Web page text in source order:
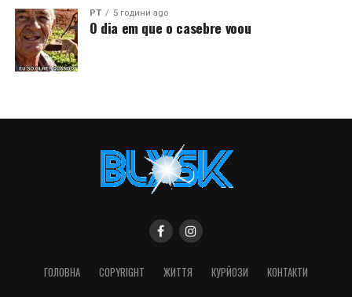
PT 5 години ago
O dia em que o casebre voou
ГОЛОВНА COPYRIGHT ЖИТТЯ КУРЙОЗИ КОНТАКТИ